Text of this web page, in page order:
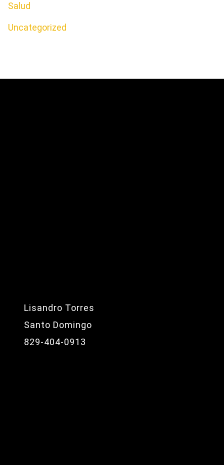
Salud
Uncategorized
Lisandro Torres
Santo Domingo
829-404-0913